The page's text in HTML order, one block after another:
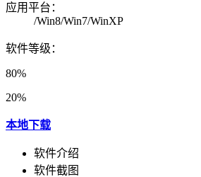
应用平台：
/Win8/Win7/WinXP
软件等级：
80%
20%
本地下载
软件介绍
软件截图